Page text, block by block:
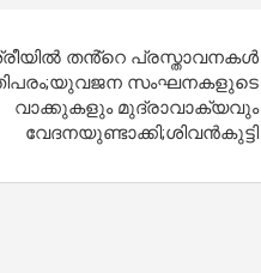
തൻ്റെ പ്രസ്താവനകൾ
സംഘനകളുടെ
വാക്കുകളും മുദ്രാവാക്യവും
വേദനയുണ്ടാക്കി;ശിവൻകുട്ടി